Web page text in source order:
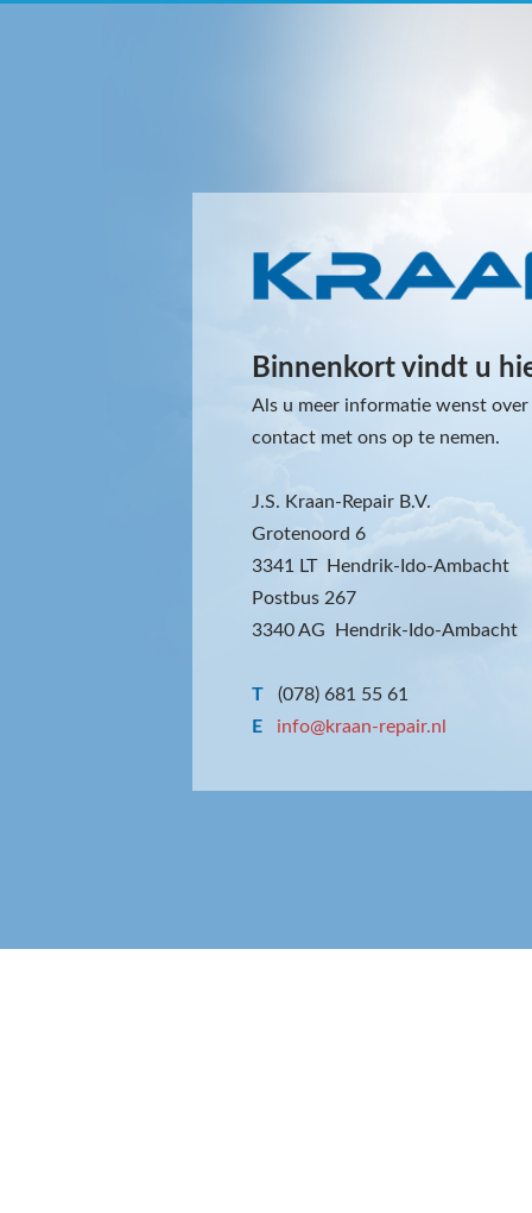
Binnenkort vindt u
Als u meer informatie wenst
contact met ons op te nemen.
J.S. Kraan-Repair B.V.
Grotenoord 6
3341 LT Hendrik-Ido-Ambacht
Postbus 267
3340 AG Hendrik-Ido-Ambacht
T
(078) 681 55 61
E
info@kraan-repair.nl